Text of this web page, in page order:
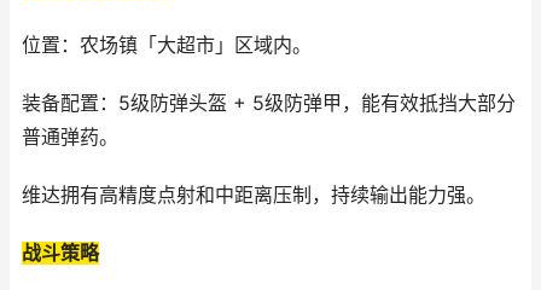
位置：农场镇「大超市」区域内。
装备配置：5级防弹头盔 + 5级防弹甲，能有效抵挡大部分
普通弹药。
维达拥有高精度点射和中距离压制，持续输出能力强。
战斗策略